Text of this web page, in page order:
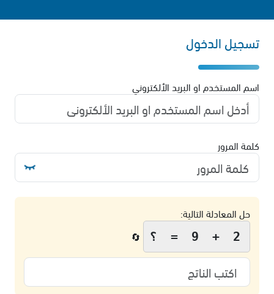
تسجيل الدخول
اسم المستخدم او البريد الألكتروني
كلمة المرور
حل المعادلة التالية:
2 + 9 = ؟ 🔄